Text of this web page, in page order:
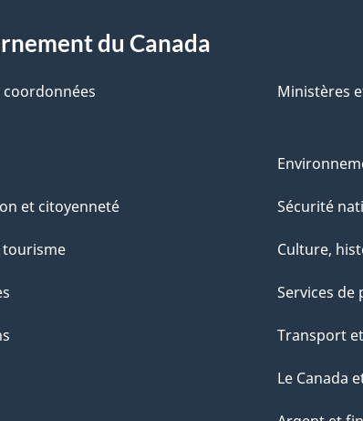
du Canada
coordonnées Ministères
et citoyenneté
tourisme
Sécurité
Culture,
Services de
Transport
Le Canada